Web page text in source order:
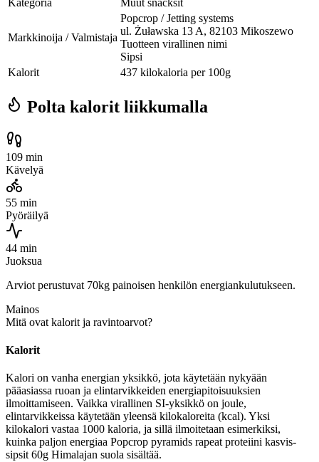
Markkinoija / Valmistaja
Popcrop / Jetting systems
ul. Żuławska 13 A, 82103 Mikoszewo
Tuotteen virallinen nimi
Sipsi
Kalorit
437 kilokaloria per 100g
Polta kalorit liikkumalla
109 min
Kävelyä
55 min
Pyöräilyä
44 min
Juoksua
Arviot perustuvat 70kg painoisen henkilön energiankulutukseen.
Mainos
Mitä ovat kalorit ja ravintoarvot?
Kalorit
Kalori on vanha energian yksikkö, jota käytetään nykyään
pääasiassa ruoan ja elintarvikkeiden energiapitoisuuksien
ilmoittamiseen. Vaikka virallinen SI-yksikkö on joule,
elintarvikkeissa käytetään yleensä kilokaloreita (kcal). Yksi
kilokalori vastaa 1000 kaloria, ja sillä ilmoitetaan esimerkiksi,
kuinka paljon energiaa Popcrop pyramids rapeat proteiini kasvis-
sipsit 60g Himalajan suola sisältää.